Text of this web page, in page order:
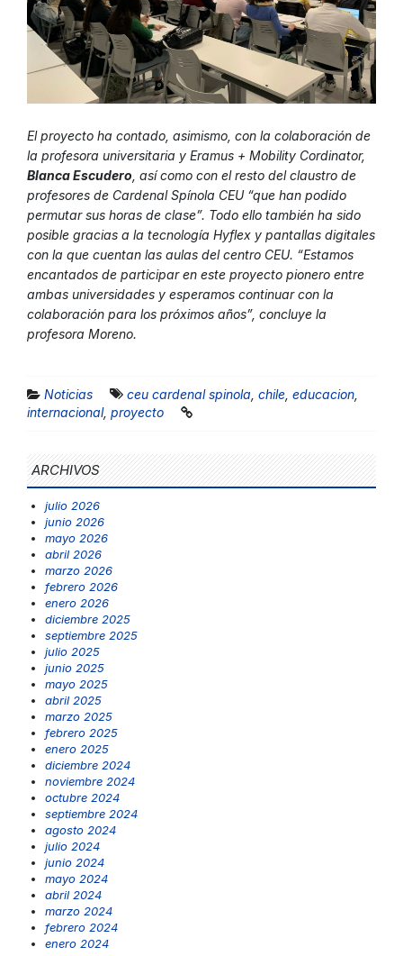
El proyecto ha contado, asimismo, con la colaboración de
la profesora universitaria y Eramus + Mobility Cordinator,
Blanca Escudero , así como con el resto del claustro de
profesores de Cardenal Spínola CEU “que han podido
permutar sus horas de clase”. Todo ello también ha sido
posible gracias a la tecnología Hyflex y pantallas digitales
con la que cuentan las aulas del centro CEU. “Estamos
encantados de participar en este proyecto pionero entre
ambas universidades y esperamos continuar con la
colaboración para los próximos años”, concluye la
profesora Moreno.
Noticias ceu cardenal spinola chile educacion
internacional, proyecto
ARCHIVOS
julio 2026
junio 2026
mayo 2026
abril 2026
marzo 2026
febrero 2026
enero 2026
diciembre 2025
septiembre 2025
julio 2025
junio 2025
mayo 2025
abril 2025
marzo 2025
febrero 2025
enero 2025
diciembre 2024
noviembre 2024
octubre 2024
septiembre 2024
agosto 2024
julio 2024
junio 2024
mayo 2024
abril 2024
marzo 2024
febrero 2024
enero 2024